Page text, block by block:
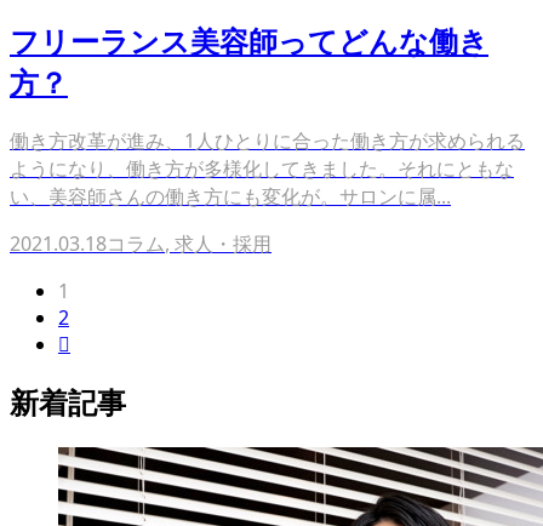
フリーランス美容師ってどんな働き
方？
働き方改革が進み、1人ひとりに合った働き方が求められる
ようになり、働き方が多様化してきました。それにともな
い、美容師さんの働き方にも変化が。サロンに属...
2021.03.18コラム, 求人・採用
1
2

新着記事